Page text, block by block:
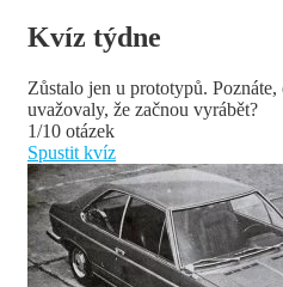
Kvíz týdne
Zůstalo jen u prototypů.
uvažovaly, že začnou vyrábět?
1/10 otázek
Spustit kvíz